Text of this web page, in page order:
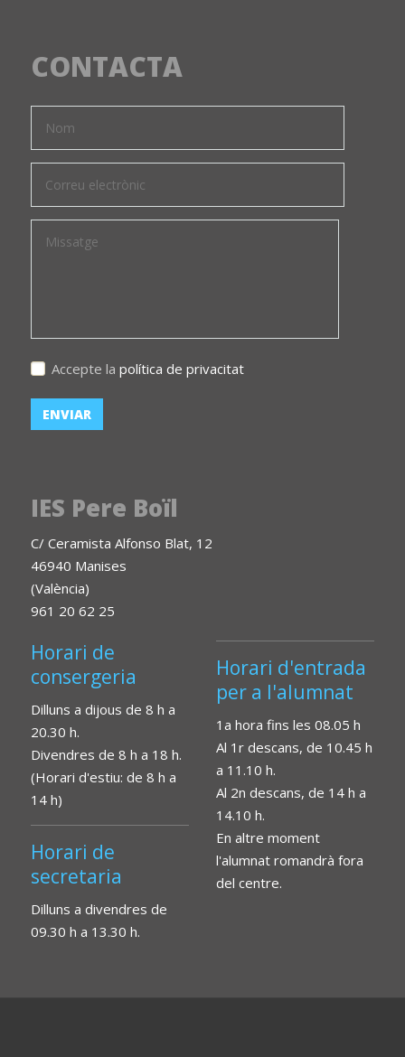
CONTACTA
Accepte la política de privacitat
IES Pere Boïl
C/ Ceramista Alfonso Blat, 12
46940 Manises
(València)
961 20 62 25
Horari de
consergeria
Dilluns a dijous de 8 h a
20.30 h.
Divendres de 8 h a 18 h.
(Horari d'estiu: de 8 h a
14 h)
Horari de
secretaria
Dilluns a divendres de
09.30 h a 13.30 h.
Horari d'entrada
per a l'alumnat
1a hora fins les 08.05 h
Al 1r descans, de 10.45 h
a 11.10 h.
Al 2n descans, de 14 h a
14.10 h.
En altre moment
l'alumnat romandrà fora
del centre.